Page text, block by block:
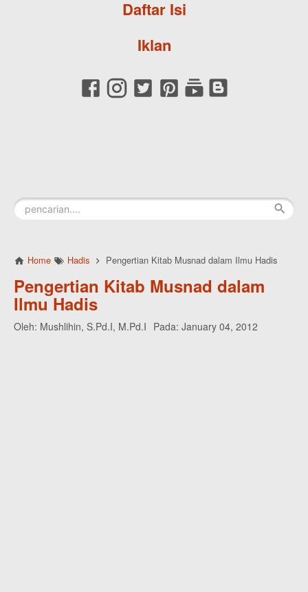
Daftar Isi
Iklan
Home Hadis Pengertian Kitab Musnad dalam Ilmu Hadis
Pengertian Kitab Musnad dalam
Ilmu Hadis
Oleh: Mushlihin, S.Pd.I, M.Pd.I Pada: January 04, 2012